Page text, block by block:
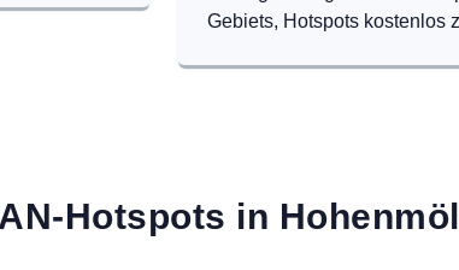
Gebiets, Hotspots kostenlos
Hotspots in